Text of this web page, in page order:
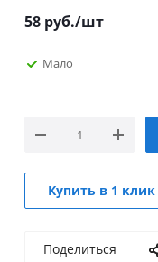
58 руб./шт
Мало
Купить в 1 клик
Поделиться